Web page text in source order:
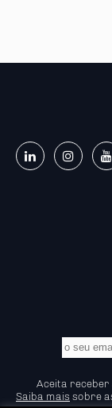
Aceita receber
Saiba mais sobre